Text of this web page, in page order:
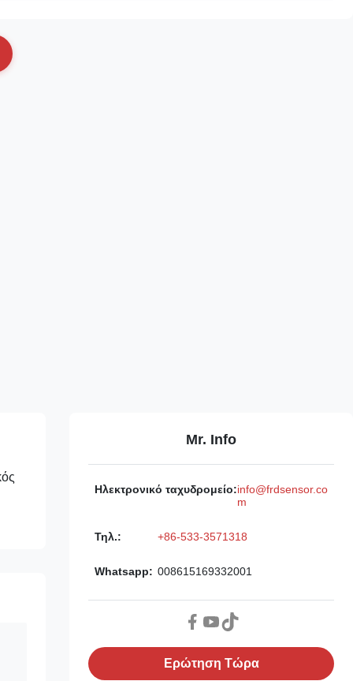
Mr. Info
Ηλεκτρονικό ταχυδρομείο:info@frdsensor.co
m
Τηλ.: +86-533-3571318
Whatsapp: 008615169332001
Ερώτηση Τώρα